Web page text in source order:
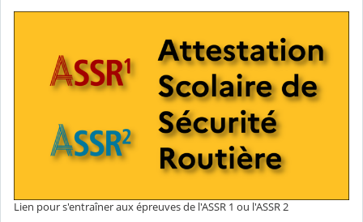
Lien pour s'entraîner aux épreuves de l'ASSR 1 ou l'ASSR 2